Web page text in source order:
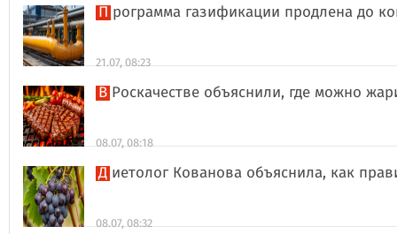
Программа газификации продлена до
21.07, 08:23
В Роскачестве объяснили, где можно
08.07, 08:18
Диетолог Кованова объяснила, как
08.07, 08:32